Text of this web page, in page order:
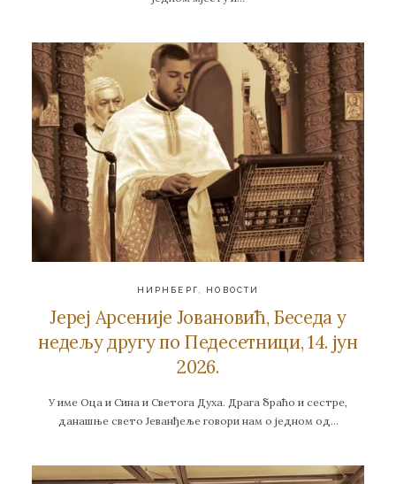
НИРНБЕРГ НОВОСТИ
Jереј Арсеније Јовановић, Беседа у
недељу другу по Педесетници, 14. јун
2026.
У име Оца и Сина и Светога Духа. Драга браћо и сестре,
данашње свето Јеванђеље говори нам о једном од…